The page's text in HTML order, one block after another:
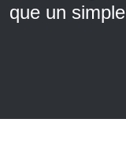
que un